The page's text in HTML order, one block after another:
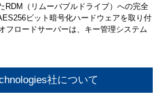
RDM（リムーバブルドライブ）への完全
ビット暗号化ハードウェアを取り付
フロードサーバーは、キー管理システム
社について